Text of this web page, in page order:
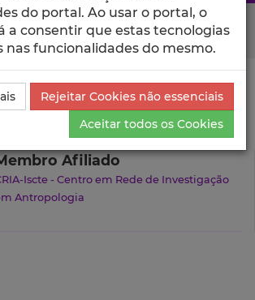
Cyril Isnart Currículo
Cyril Isnart
Afiliado
Iscte - Centro em Rede de Investigação
Antropologia
do portal. Ao usar o portal, o
a consentir que estas tecnologias
nas funcionalidades do mesmo.
Rejeitar Cookies não essenciais
Aceitar todos os Cookies